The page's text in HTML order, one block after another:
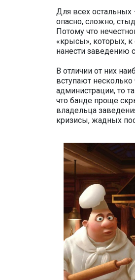
Для всех остальных
опасно, сложно,
Потому что
«крысы», которых,
нанести заведению
В отличии от них
вступают
администрации, то
что банде проще
владельца
кризисы, жадных